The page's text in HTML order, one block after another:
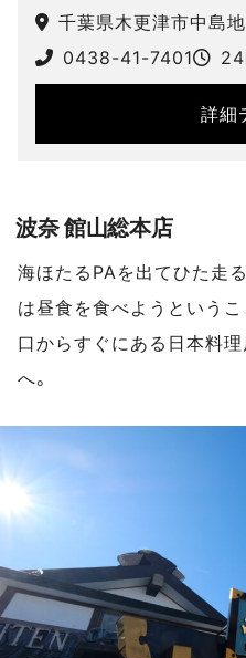
千葉県木更津市中島
0438-41-7401
詳細
波奈 館山総本店
海ほたるPAを出てひた走
は昼食を食べようというこ
口からすぐにある日本料理
へ。